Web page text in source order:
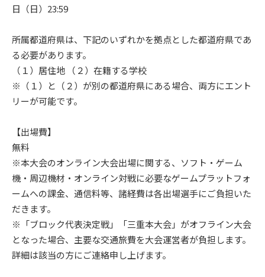
日（日）23:59
所属都道府県は、下記のいずれかを拠点とした都道府県であ
る必要があります。
（１）居住地 （２）在籍する学校
※（１）と（２）が別の都道府県にある場合、両方にエント
リーが可能です。
【出場費】
無料
※本大会のオンライン大会出場に関する、ソフト・ゲーム
機・周辺機材・オンライン対戦に必要なゲームプラットフォ
ームへの課金、通信料等、諸経費は各出場選手にご負担いた
だきます。
※「ブロック代表決定戦」「三重本大会」がオフライン大会
となった場合、主要な交通旅費を大会運営者が負担します。
詳細は該当の方にご連絡申し上げます。